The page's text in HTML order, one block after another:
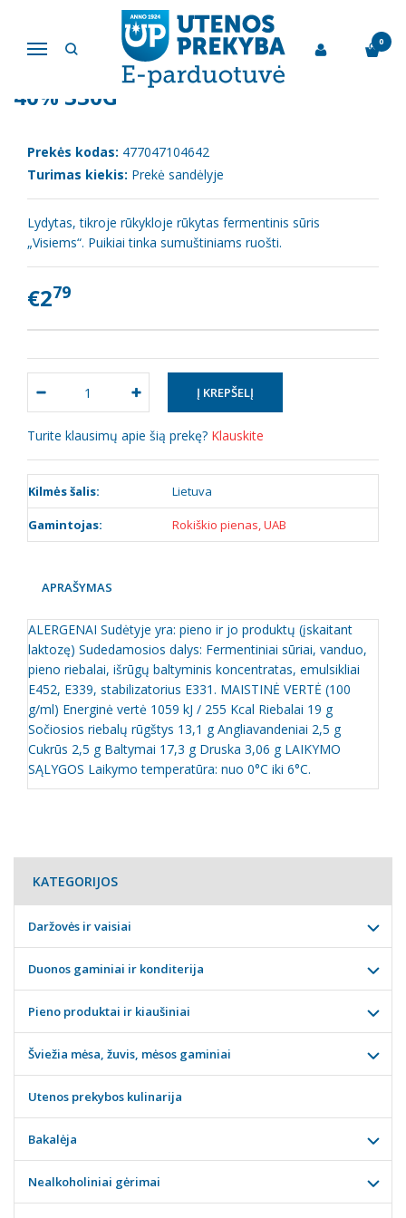
Navigacija
0
Lydytas rūkytas sūris "Visiems" 40% 330g
LYDYTAS RŪKYTAS SŪRIS "VISIEMS"
40% 330G
Prekės kodas: 477047104642
Turimas kiekis: Prekė sandėlyje
Lydytas, tikroje rūkykloje rūkytas fermentinis sūris
„Visiems“. Puikiai tinka sumuštiniams ruošti.
€279
Turite klausimų apie šią prekę? Klauskite
Kilmės šalis: Lietuva
Gamintojas: Rokiškio pienas, UAB
APRAŠYMAS
ALERGENAI Sudėtyje yra: pieno ir jo produktų (įskaitant
laktozę) Sudedamosios dalys: Fermentiniai sūriai, vanduo,
pieno riebalai, išrūgų baltyminis koncentratas, emulsikliai
E452, E339, stabilizatorius E331. MAISTINĖ VERTĖ (100
g/ml) Energinė vertė 1059 kJ / 255 Kcal Riebalai 19 g
Sočiosios riebalų rūgštys 13,1 g Angliavandeniai 2,5 g
Cukrūs 2,5 g Baltymai 17,3 g Druska 3,06 g LAIKYMO
SĄLYGOS Laikymo temperatūra: nuo 0°C iki 6°C.
KATEGORIJOS
Daržovės ir vaisiai
Duonos gaminiai ir konditerija
Pieno produktai ir kiaušiniai
Šviežia mėsa, žuvis, mėsos gaminiai
Utenos prekybos kulinarija
Bakalėja
Nealkoholiniai gėrimai